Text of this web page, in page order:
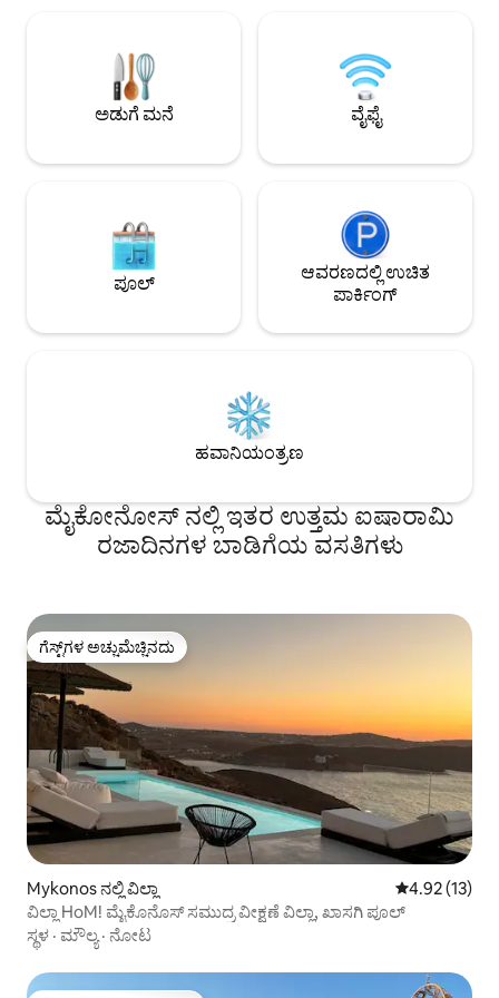
ರೆಸ್ಟೋರೆಂಟ್‌ಗಳು, ಬೊಟಿಕ್‌ಗಳು ಮತ್ತು ರಾತ್ರಿಜೀವನದ
ಹಂತಗಳಲ್ಲಿ, ಅತ್ಯುತ್ತಮ ಮತ್ತು ಮರೆಯಲಾಗದ
ವಾಸ್ತವ್ಯವನ್ನು ಸೃಷ್ಟಿಸುತ್ತದೆ.
ರೂಮ್‌ಗಳು (ಪೂಲ್
ಹವಾನಿಯಂತ್ರಿತ,
ಪಾರ್ಕಿಂಗ್
ಅಡುಗೆ ಮನೆ ವೈಫೈ
ಪೂಲ್
ಆವರಣದಲ್ಲಿ ಉಚಿತ
ಪಾರ್ಕಿಂಗ್
ಹವಾನಿಯಂತ್ರಣ
ಮೈಕೋನೋಸ್ ನಲ್ಲಿ ಇತರ ಉತ್ತಮ ಐಷಾರಾಮಿ
ರಜಾದಿನಗಳ ಬಾಡಿಗೆಯ ವಸತಿಗಳು
ಗೆಸ್ಟ್‌ಗಳ ಅಚ್ಚುಮೆಚ್ಚಿನದು
ಗೆಸ್ಟ್‌ಗಳ ಅಚ್ಚುಮೆಚ್ಚಿನದು
Mykonos ನಲ್ಲಿ ವಿಲ್ಲಾ 5 ರಲ್ಲಿ 4.92
4.92 (13)
ವಿಲ್ಲಾ HoM! ಮೈಕೊನೊಸ್ ಸಮುದ್ರ ವೀಕ್ಷಣೆ ವಿಲ್ಲಾ, ಖಾಸಗಿ ಪೂಲ್
ಸ್ಥಳ · ಮೌಲ್ಯ· ನೋಟ